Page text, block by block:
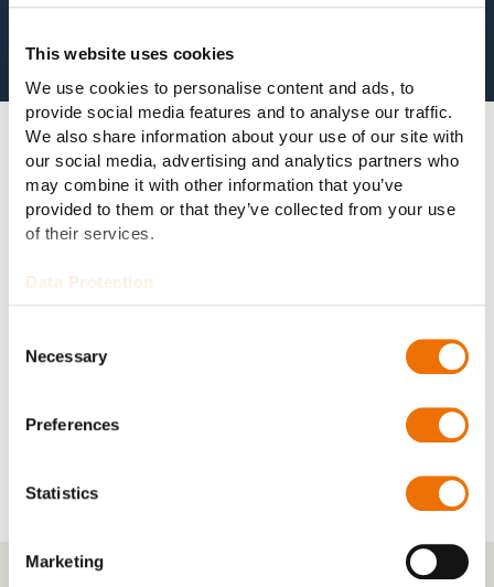
This website uses cookies
We use cookies to personalise content and ads, to
provide social media features and to analyse our traffic.
We also share information about your use of our site with
our social media, advertising and analytics partners who
may combine it with other information that you’ve
provided to them or that they’ve collected from your use
of their services.
Data Protection
Selection
Necessary
Preferences
Statistics
Marketing
Technische Daten